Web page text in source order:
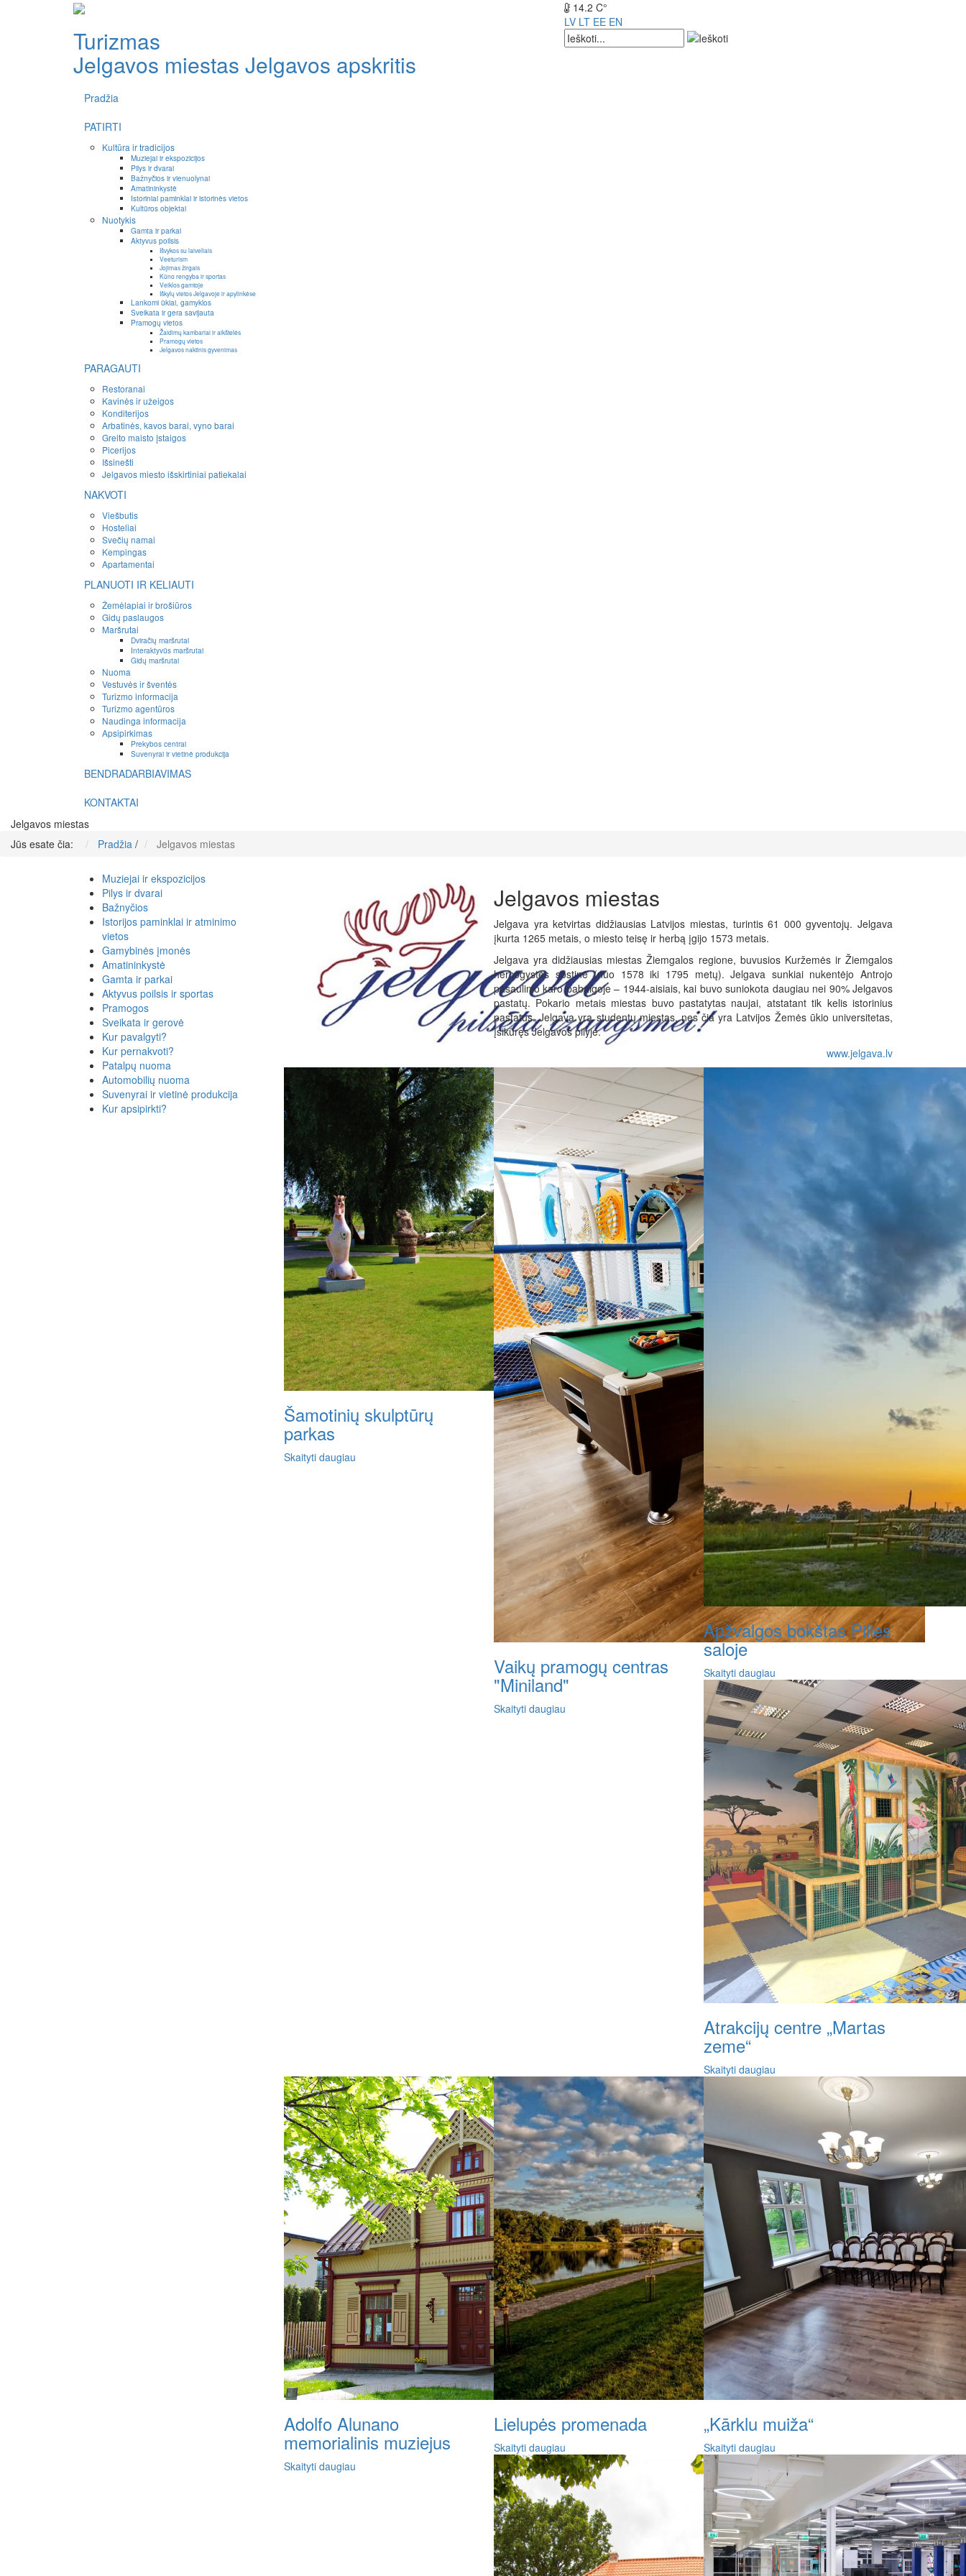
Turizmas
Jelgavos miestas Jelgavos apskritis
14.2 C°
LV LT EE EN
Pradžia
PATIRTI
Kultūra ir tradicijos
Muziejai ir ekspozicijos
Pilys ir dvarai
Bažnyčios ir vienuolynai
Amatininkystė
Istoriniai paminklai ir istorinės vietos
Kultūros objektai
Nuotykis
Gamta ir parkai
Aktyvus poilsis
Išvykos su laiveliais
Veeturism
Jojimas žirgais
Kūno rengyba ir sportas
Veiklos gamtoje
Iškylų vietos Jelgavoje ir apylinkėse
Lankomi ūkiai, gamyklos
Sveikata ir gera savijauta
Pramogų vietos
Žaidimų kambariai ir aikštelės
Pramogų vietos
Jelgavos naktinis gyvenimas
PARAGAUTI
Restoranai
Kavinės ir užeigos
Konditerijos
Arbatinės, kavos barai, vyno barai
Greito maisto įstaigos
Picerijos
Išsinešti
Jelgavos miesto išskirtiniai patiekalai
NAKVOTI
Viešbutis
Hosteliai
Svečių namai
Kempingas
Apartamentai
PLANUOTI IR KELIAUTI
Žemėlapiai ir brošiūros
Gidų paslaugos
Maršrutai
Dviračių maršrutai
Interaktyvūs maršrutai
Gidų maršrutai
Nuoma
Vestuvės ir šventės
Turizmo informacija
Turizmo agentūros
Naudinga informacija
Apsipirkimas
Prekybos centrai
Suvenyrai ir vietinė produkcija
BENDRADARBIAVIMAS
KONTAKTAI
Jelgavos miestas
Jūs esate čia:
Pradžia / Jelgavos miestas
Muziejai ir ekspozicijos
Pilys ir dvarai
Bažnyčios
Istorijos paminklai ir atminimo
vietos
Gamybinės įmonės
Amatininkystė
Gamta ir parkai
Aktyvus poilsis ir sportas
Pramogos
Sveikata ir gerovė
Kur pavalgyti?
Kur pernakvoti?
Patalpų nuoma
Automobilių nuoma
Suvenyrai ir vietinė produkcija
Kur apsipirkti?
Jelgavos miestas
Jelgava yra ketvirtas didžiausias Latvijos miestas, turintis 61 000 gyventojų. Jelgava
įkurta 1265 metais, o miesto teisę ir herbą įgijo 1573 metais.
Jelgava yra didžiausias miestas Žiemgalos regione, buvusios Kuržemės ir Žiemgalos
hercogystės sostinė (nuo 1578 iki 1795 metų). Jelgava sunkiai nukentėjo Antrojo
pasaulinio karo pabaigoje – 1944-aisiais, kai buvo suniokota daugiau nei 90% Jelgavos
pastatų. Pokario metais miestas buvo pastatytas naujai, atstatant tik kelis istorinius
pastatus. Jelgava yra studentų miestas, nes čia yra Latvijos Žemės ūkio universitetas,
įsikūręs Jelgavos pilyje.
www.jelgava.lv
Šamotinių skulptūrų
parkas
Skaityti daugiau
Vaikų pramogų centras
"Miniland"
Skaityti daugiau
Apžvalgos bokštas Pilies
saloje
Skaityti daugiau
Atrakcijų centre „Martas
zeme“
Skaityti daugiau
Adolfo Alunano
memorialinis muziejus
Skaityti daugiau
Lielupės promenada
Skaityti daugiau
„Kārklu muiža“
Skaityti daugiau